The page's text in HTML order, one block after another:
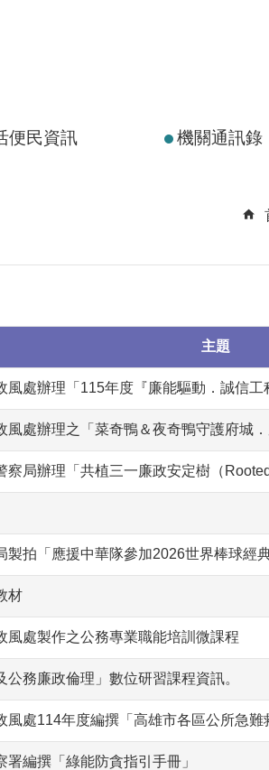
便民資訊 機關通訊錄
主題
風處辦理「115年度『廉能驅動．誠信
風處辦理之「菜奇鴨＆夜奇鴨守護府城
察局辦理「共植三一廉政安定樹（
製拍「應援中華隊參加2026世界棒球經
材
風處製作之公務專業職能培訓微課程
公務廉政倫理」數位研習課程資訊。
風處114年度編撰「高雄市各區公所急難
署編撰「綠能防貪指引手冊」